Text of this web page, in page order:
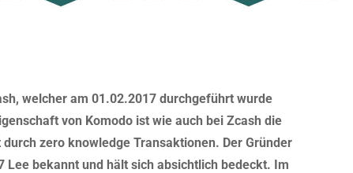
welcher am 01.02.2017 durchgeführt wurde
von Komodo ist wie auch bei Zcash die
zero knowledge Transaktionen. Der Gründer
Lee bekannt und hält sich absichtlich bedeckt. Im